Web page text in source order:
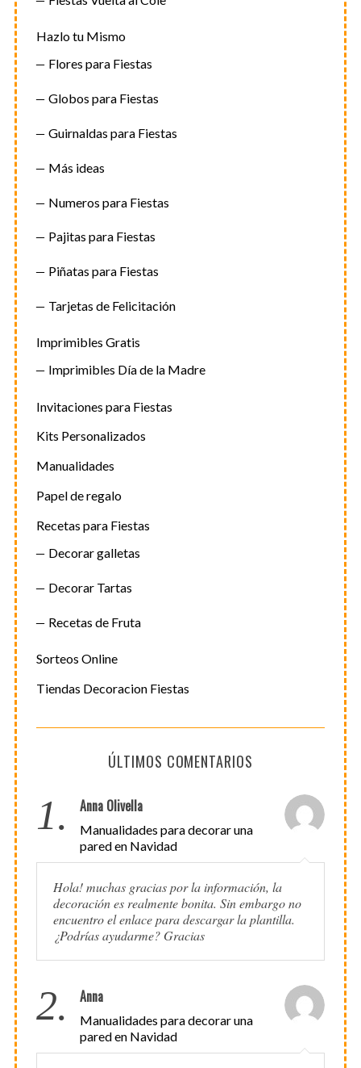
Hazlo tu Mismo
Flores para Fiestas
Globos para Fiestas
Guirnaldas para Fiestas
Más ideas
Numeros para Fiestas
Pajitas para Fiestas
Piñatas para Fiestas
Tarjetas de Felicitación
Imprimibles Gratis
Imprimibles Día de la Madre
Invitaciones para Fiestas
Kits Personalizados
Manualidades
Papel de regalo
Recetas para Fiestas
Decorar galletas
Decorar Tartas
Recetas de Fruta
Sorteos Online
Tiendas Decoracion Fiestas
ÚLTIMOS COMENTARIOS
1. Anna Olivella
Manualidades para decorar una
pared en Navidad
Hola! muchas gracias por la información, la
decoración es realmente bonita. Sin embargo no
encuentro el enlace para descargar la plantilla.
¿Podrías ayudarme? Gracias
2. Anna
Manualidades para decorar una
pared en Navidad